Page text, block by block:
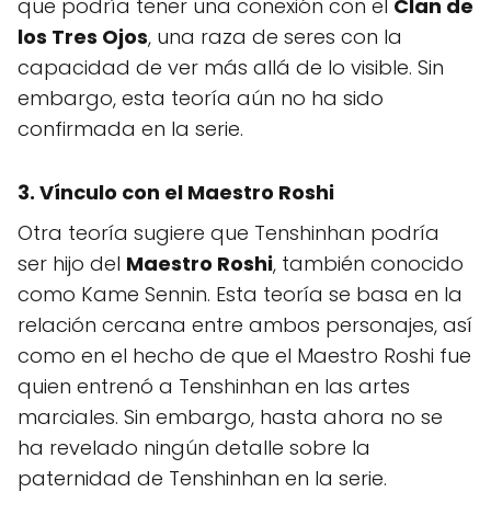
que podría tener una conexión con el Clan de
los Tres Ojos, una raza de seres con la
capacidad de ver más allá de lo visible. Sin
embargo, esta teoría aún no ha sido
confirmada en la serie.
3. Vínculo con el Maestro Roshi
Otra teoría sugiere que Tenshinhan podría
ser hijo del Maestro Roshi, también conocido
como Kame Sennin. Esta teoría se basa en la
relación cercana entre ambos personajes, así
como en el hecho de que el Maestro Roshi fue
quien entrenó a Tenshinhan en las artes
marciales. Sin embargo, hasta ahora no se
ha revelado ningún detalle sobre la
paternidad de Tenshinhan en la serie.